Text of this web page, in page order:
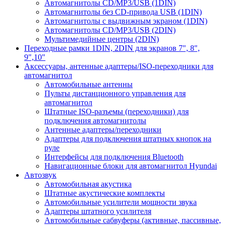
Автомагнитолы CD/MP3/USB (1DIN)
Автомагнитолы без CD-привода USB (1DIN)
Автомагнитолы с выдвижным экраном (1DIN)
Автомагнитолы CD/MP3/USB (2DIN)
Мультимедийные центры (2DIN)
Переходные рамки 1DIN, 2DIN для экранов 7", 8",
9",10"
Аксессуары, антенные адаптеры/ISO-переходники для
автомагнитол
Автомобильные антенны
Пульты дистанционного управления для
автомагнитол
Штатные ISO-разъемы (переходники) для
подключения автомагнитолы
Антенные адаптеры/переходники
Адаптеры для подключения штатных кнопок на
руле
Интерфейсы для подключения Bluetooth
Навигационные блоки для автомагнитол Hyundai
Автозвук
Автомобильная акустика
Штатные акустические комплекты
Автомобильные усилители мощности звука
Адаптеры штатного усилителя
Автомобильные сабвуферы (активные, пассивные,